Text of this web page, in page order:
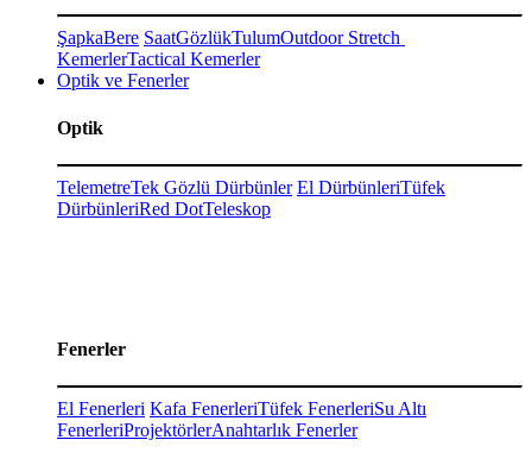
ŞapkaBere SaatGözlükTulumOutdoor Stretch
KemerlerTactical Kemerler
Optik ve Fenerler
Optik
TelemetreTek Gözlü Dürbünler El DürbünleriTüfek
DürbünleriRed DotTeleskop
Fenerler
El Fenerleri Kafa FenerleriTüfek FenerleriSu Altı
FenerleriProjektörlerAnahtarlık Fenerler